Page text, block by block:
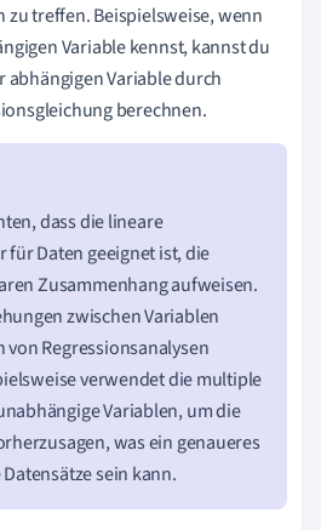
zu treffen. Beispielsweise, wenn
Variable kennst, kannst du
Variable durch
berechnen.
dass die lineare
für Daten geeignet ist, die
Zusammenhang aufweisen.
zwischen Variablen
Regressionsanalysen
verwendet die multiple
Variablen, um die
was ein genaueres
sein kann.